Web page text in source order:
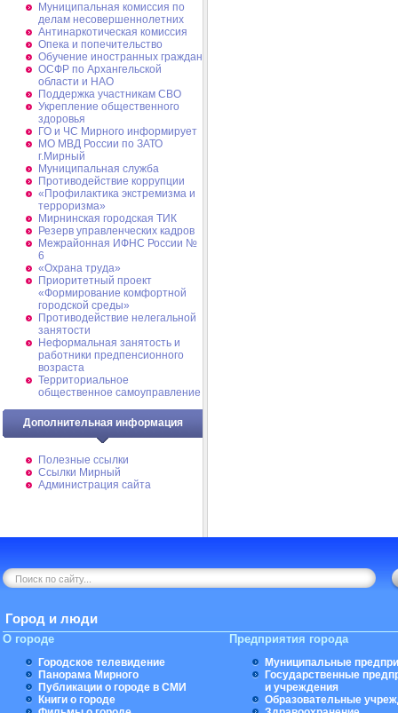
Муниципальная комиссия по
делам несовершеннолетних
Антинаркотическая комиссия
Опека и попечительство
Обучение иностранных граждан
ОСФР по Архангельской
области и НАО
Поддержка участникам СВО
Укрепление общественного
здоровья
ГО и ЧС Мирного информирует
МО МВД России по ЗАТО
г.Мирный
Муниципальная cлужба
Противодействие коррупции
«Профилактика экстремизма и
терроризма»
Мирнинская городская ТИК
Резерв управленческих кадров
Межрайонная ИФНС России №
6
«Охрана труда»
Приоритетный проект
«Формирование комфортной
городской среды»
Противодействие нелегальной
занятости
Неформальная занятость и
работники предпенсионного
возраста
Территориальное
общественное самоуправление
Дополнительная информация
Полезные ссылки
Ссылки Мирный
Администрация сайта
Город и люди
О городе
Городское телевидение
Панорама Мирного
Публикации о городе в СМИ
Книги о городе
Предприятия города
Муниципальные
Государственные
и учреждения
Образовательные